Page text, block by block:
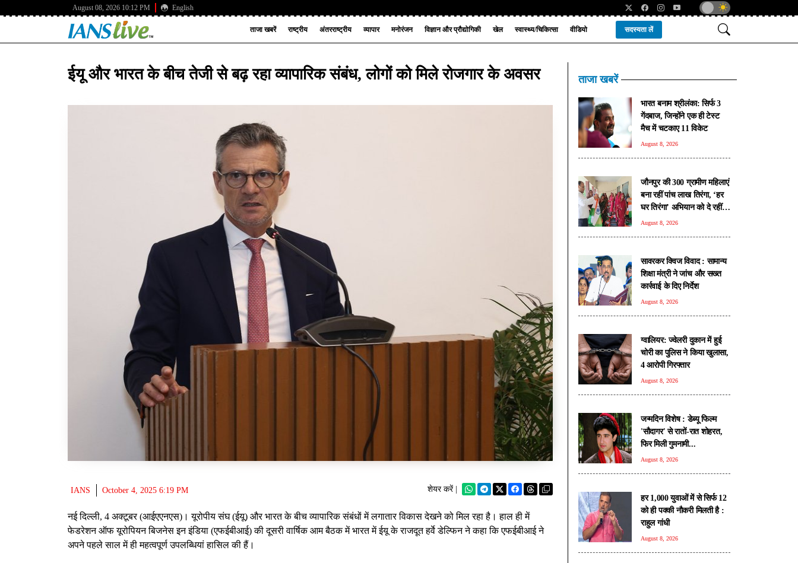
August 08, 2026 10:12 PM English
ताजा खबरें राष्ट्रीय अंतरराष्ट्रीय व्यापार मनोरंजन विज्ञान और प्रौद्योगिकी खेल स्वास्थ्य/चिकित्सा वीडियो सदस्यता लें
ईयू और भारत के बीच तेजी से बढ़ रहा व्यापारिक संबंध, लोगों को मिले रोजगार के अवसर
IANS October 4, 2025 6:19 PM शेयर करें |
नई दिल्ली, 4 अक्टूबर (आईएएनएस)। यूरोपीय संघ (ईयू) और भारत के बीच व्यापारिक संबंधों में लगातार विकास देखने को मिल रहा है। हाल ही में
फेडरेशन ऑफ यूरोपियन बिजनेस इन इंडिया (एफईबीआई) की दूसरी वार्षिक आम बैठक में भारत में ईयू के राजदूत हर्वे डेल्फिन ने कहा कि एफईबीआई ने
अपने पहले साल में ही महत्वपूर्ण उपलब्धियां हासिल की हैं।
ताजा खबरें
भारत बनाम श्रीलंका: सिर्फ 3
गेंदबाज, जिन्होंने एक ही टेस्ट
मैच में चटकाए 11 विकेट
August 8, 2026
जौनपुर की 300 ग्रामीण महिलाएं
बना रहीं पांच लाख तिरंगा, ‘हर
घर तिरंगा’ अभियान को दे रहीं
नई रफ्तार
August 8, 2026
सावरकर क्विज विवाद : सामान्य
शिक्षा मंत्री ने जांच और सख्त
कार्रवाई के दिए निर्देश
August 8, 2026
ग्वालियर: ज्वेलरी दुकान में हुई
चोरी का पुलिस ने किया खुलासा,
4 आरोपी गिरफ्तार
August 8, 2026
जन्मदिन विशेष : डेब्यू फिल्म
'सौदागर' से रातों-रात शोहरत,
फिर मिली गुमनामी...
August 8, 2026
हर 1,000 युवाओं में से सिर्फ 12
को ही पक्की नौकरी मिलती है :
राहुल गांधी
August 8, 2026